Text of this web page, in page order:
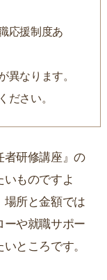
応援制度あ
なります。
さい。
研修講座』の
ものですよ
所と金額では
や就職サポー
ところです。